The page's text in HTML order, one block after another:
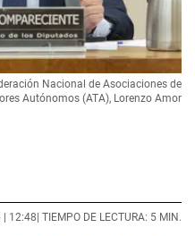
Nacional de Asociaciones de
Autónomos (ATA), Lorenzo Amor
| 12:48| TIEMPO DE LECTURA: 5 MIN.